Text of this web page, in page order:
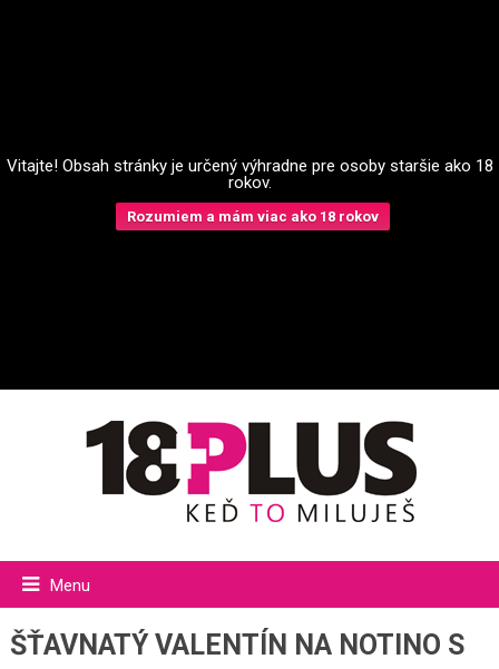
Vitajte! Obsah stránky je určený výhradne pre osoby staršie ako 18
rokov.
Rozumiem a mám viac ako 18 rokov
Menu
ŠŤAVNATÝ VALENTÍN NA NOTINO S